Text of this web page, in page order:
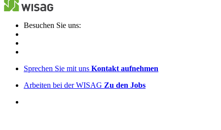
Besuchen Sie uns:
Sprechen Sie mit uns Kontakt aufnehmen
Arbeiten bei der WISAG Zu den Jobs